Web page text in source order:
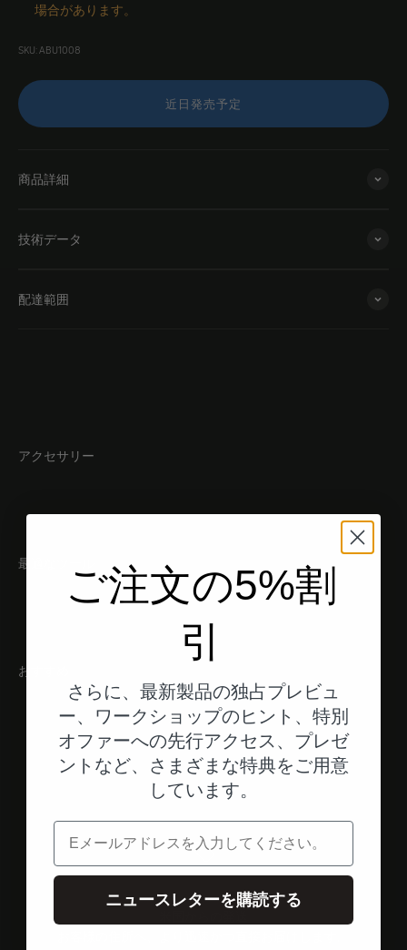
場合があります。
SKU: ABU1008
近日発売予定
商品詳細
技術データ
配達範囲
アクセサリー
最適なツール
おすすめ
ご注文の5%割
引
さらに、最新製品の独占プレビュ
ー、ワークショップのヒント、特別
オファーへの先行アクセス、プレゼ
ントなど、さまざまな特典をご用意
しています。
電子メール
ニュースレターを購読する